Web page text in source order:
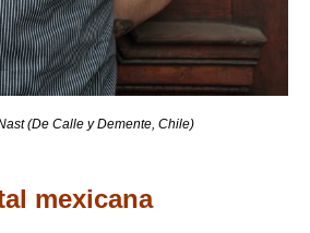
(De Calle y Demente, Chile)
mexicana